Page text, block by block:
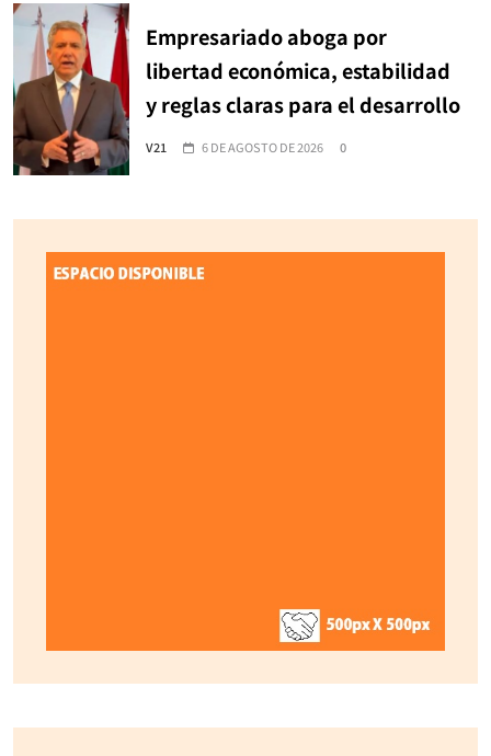
Empresariado aboga por
libertad económica, estabilidad
y reglas claras para el desarrollo
V21 6 DE AGOSTO DE 2026 0